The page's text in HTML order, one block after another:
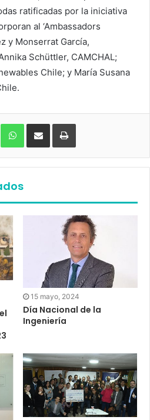
ratificadas por la iniciativa
al ‘Ambassadors
y Monserrat García,
Schüttler, CAMCHAL;
Chile; y María Susana
LinkedIn WhatsApp
15 mayo, 2024
Día Nacional de la
Ingeniería